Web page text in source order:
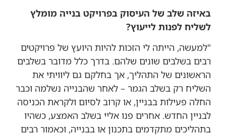
באיזה שלב של העיסוק בפרויקט בנייה מומלץ
לשליח לפנות לייעוץ?
"למעשה, הייתה לי הזכות להיות היועץ של פרויקטים
רבים בשלבים שונים שלהם. בדרך כלל מדובר בשלבים
הראשונים של התהליך, אך בחלקם גם ליוויתי את
השליח רק בשלב הגמר – לאחר שהבנייה נשלמה וכבר
החלה פעילות בבניין, או קרוב לסיום ולקראת הכניסה
לבניין החדש. אחרים פנו אליי בשלב האמצע, כשהיו
בתהליכים מתקדמים בתכנון או בבנייה, וכאמור רבים